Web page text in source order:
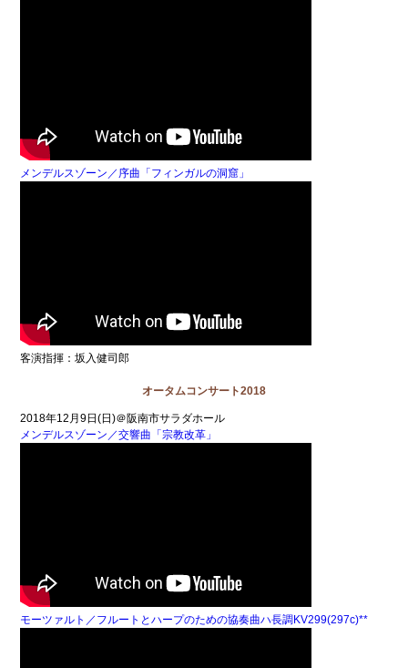
メンデルスゾーン／序曲「フィンガルの洞窟」
客演指揮：坂入健司郎
オータムコンサート2018
2018年12月9日(日)＠阪南市サラダホール
メンデルスゾーン／交響曲「宗教改革」
モーツァルト／フルートとハープのための協奏曲ハ長調KV299(297c)**